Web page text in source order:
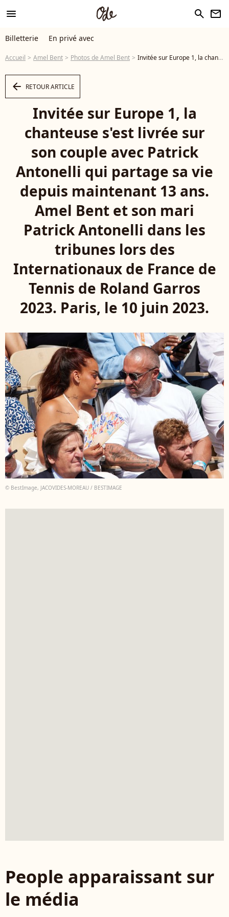
menu search newsletter
Billetterie En privé avec
Accueil Amel Bent Photos de Amel Bent Invitée sur Europe 1, la chanteuse s'est livrée sur son couple avec Patrick Antonelli qui partage sa vie depuis maintenant 13 ans. Amel Bent et son mari Patrick Antonelli dans les tribunes lors des Internationaux de France de Tennis de Roland Garros 2023. Paris, le 10 juin 2023. © Jacovides-Moreau / Bestimage - Photo
arrow_left RETOUR ARTICLE
Invitée sur Europe 1, la
chanteuse s'est livrée sur
son couple avec Patrick
Antonelli qui partage sa vie
depuis maintenant 13 ans.
Amel Bent et son mari
Patrick Antonelli dans les
tribunes lors des
Internationaux de France de
Tennis de Roland Garros
2023. Paris, le 10 juin 2023.
© BestImage, JACOVIDES-MOREAU / BESTIMAGE
People apparaissant sur
le média